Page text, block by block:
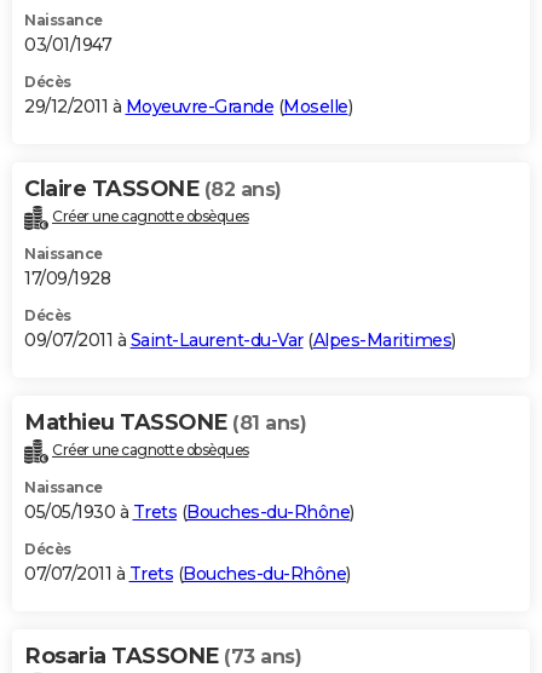
Naissance
03/01/1947
Décès
29/12/2011 à Moyeuvre-Grande (Moselle)
Claire TASSONE (82 ans)
Créer une cagnotte obsèques
Naissance
17/09/1928
Décès
09/07/2011 à Saint-Laurent-du-Var(Alpes-Maritimes)
Mathieu TASSONE (81 ans)
Créer une cagnotte obsèques
Naissance
05/05/1930 à Trets (Bouches-du-Rhône)
Décès
07/07/2011 à Trets (Bouches-du-Rhône)
Rosaria TASSONE (73 ans)